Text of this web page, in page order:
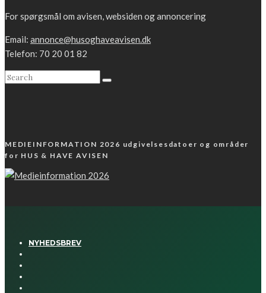
For spørgsmål om avisen, websiden og annoncering
Email: annonce@husoghaveavisen.dk
Telefon: 70 20 01 82
MEDIEINFORMATION 2026 udgivelsesdatoer og områder
for HUS & HAVE AVISEN
NYHEDSBREV